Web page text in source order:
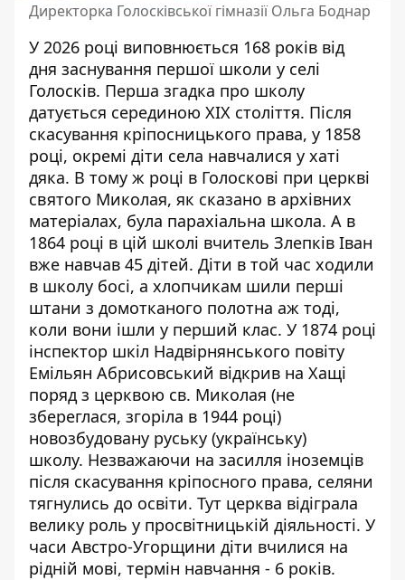
Директорка Голосківської гімназії Ольга Боднар
У 2026 році виповнюється 168 років від
дня заснування першої школи у селі
Голосків. Перша згадка про школу
датується серединою XIX століття. Після
скасування кріпосницького права, у 1858
році, окремі діти села навчалися у хаті
дяка. В тому ж році в Голоскові при церкві
святого Миколая, як сказано в архівних
матеріалах, була парахіальна школа. А в
1864 році в цій школі вчитель Злепків Іван
вже навчав 45 дітей. Діти в той час ходили
в школу босі, а хлопчикам шили перші
штани з домотканого полотна аж тоді,
коли вони ішли у перший клас. У 1874 році
інспектор шкіл Надвірнянського повіту
Емільян Абрисовський відкрив на Хащі
поряд з церквою св. Миколая (не
збереглася, згоріла в 1944 році)
новозбудовану руську (українську)
школу. Незважаючи на засилля іноземців
після скасування кріпосного права, селяни
тягнулись до освіти. Тут церква відіграла
велику роль у просвітницькій діяльності. У
часи Австро-Угорщини діти вчилися на
рідній мові, термін навчання - 6 років.